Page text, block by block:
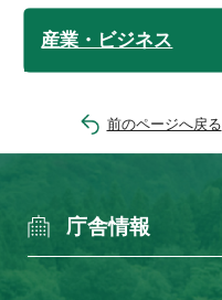
産業・ビジネス
前のページへ戻る
庁舎情報